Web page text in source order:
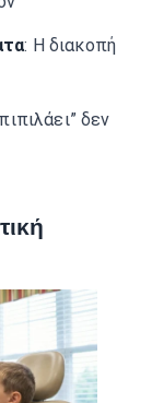
: Η διακοπή
δεν